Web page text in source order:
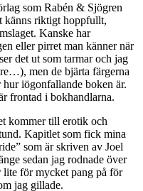
som Rabén & Sjögren
känns riktigt hoppfullt,
Kanske har
eller pirret man känner när
det ut som tarmar och jag
men de bjärta färgerna
iögonfallande boken är.
frontad i bokhandlarna.
kommer till erotik och
Kapitlet som fick mina
som är skriven av Joel
sedan jag rodnade över
lite för mycket pang på för
jag gillade.